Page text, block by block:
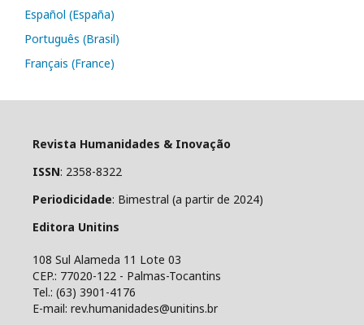
Español (España)
Português (Brasil)
Français (France)
Revista Humanidades & Inovação
ISSN: 2358-8322
Periodicidade: Bimestral (a partir de 2024)
Editora Unitins
108 Sul Alameda 11 Lote 03
CEP.: 77020-122 - Palmas-Tocantins
Tel.: (63) 3901-4176
E-mail: rev.humanidades@unitins.br